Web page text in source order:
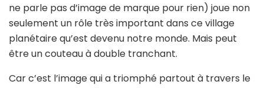
ne parle pas d’image de marque pour rien) joue non
seulement un rôle très important dans ce village
planétaire qu’est devenu notre monde. Mais peut
être un couteau à double tranchant.
Car c’est l’image qui a triomphé partout à travers le